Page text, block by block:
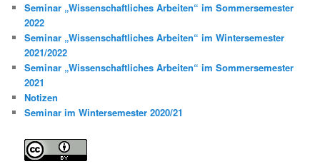
Seminar „Wissenschaftliches Arbeiten“ im Sommersemester
2022
Seminar „Wissenschaftliches Arbeiten“ im Wintersemester
2021/2022
Seminar „Wissenschaftliches Arbeiten“ im Sommersemester
2021
Notizen
Seminar im Wintersemester 2020/21